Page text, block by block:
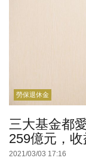
勞保退休金
三大基金都
259億元，
2021/03/03 17:16